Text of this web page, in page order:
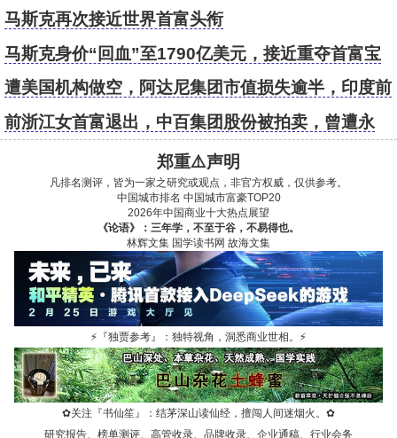
迅速回升
马斯克再次接近世界首富头衔
马斯克身价“回血”至1790亿美元，接近重夺首富宝
座
遭美国机构做空，阿达尼集团市值损失逾半，印度前
首富身价蒸发580亿美元
前浙江女首富退出，中百集团股份被拍卖，曾遭永
郑重⚠️声明
凡排名测评，皆为一家之研究或观点，非官方权威，仅供参考。
中国城市排名 中国城市富豪TOP20
2026年中国商业十大热点展望
《论语》：三年学，不至于谷，不易得也。
林辉文集 国学读书网 故海文集
⚡ 『独贾参考』：独特视角，洞悉商业世相。 ⚡
✿关注『书仙笙』：结茅深山读仙经，擅闯人间迷烟火。 ✿
研究报告、榜单测评、高管收录、品牌收录、企业通稿、行业会务